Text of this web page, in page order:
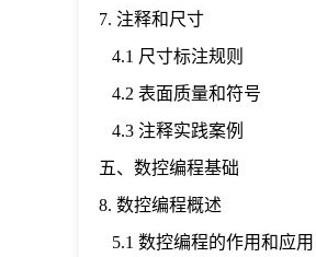
7. 注释和尺寸
4.1 尺寸标注规则
4.2 表面质量和符号
4.3 注释实践案例
五、数控编程基础
8. 数控编程概述
5.1 数控编程的作用和应用